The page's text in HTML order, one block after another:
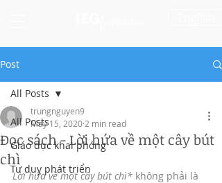
Post
All Posts
Giáo dục khai phóng
Tư duy phát triển
All Posts
Đọc sách - Lời hứa về một cây bút
chì
trungnguyen9
May 15, 2020 2 min read
Lời hứa về một cây bút chì* không phải là